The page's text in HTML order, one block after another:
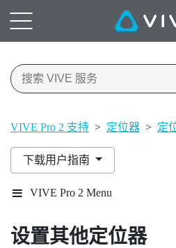
VIVE Pro 2 支持 > 定位器 > 定
下载用户指南
VIVE Pro 2 Menu
设置其他定位器